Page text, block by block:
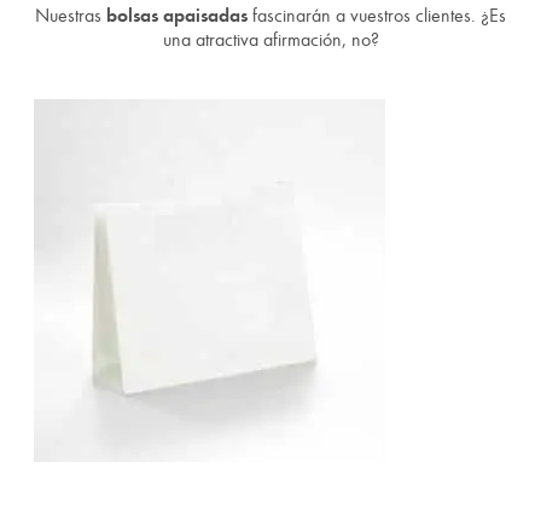
Nuestras bolsas apaisadasfascinarán a vuestros clientes. ¿Es
una atractiva afirmación, no?